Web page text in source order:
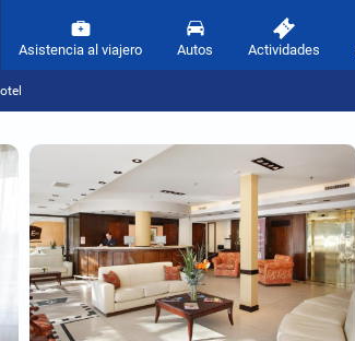
Asistencia al viajero Autos Actividades